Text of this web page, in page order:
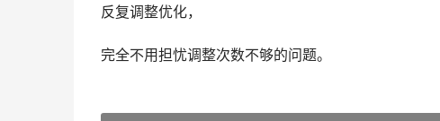
反复调整优化，
完全不用担忧调整次数不够的问题。